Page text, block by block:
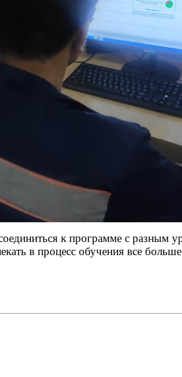
к программе с разным
в процесс обучения все